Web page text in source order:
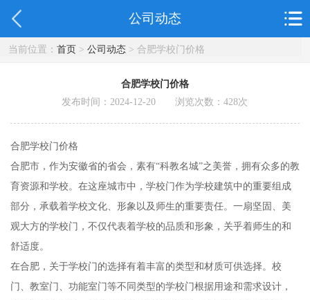
公司动态
当前位置： 首页> 公司动态> 合肥学校门价格
合肥学校门价格
发布时间：2024-12-20 浏览次数：428次
合肥学校门价格
合肥市，作为安徽省的省会，素有“科教名城”之美誉，拥有众多的教
育资源和学校。在这座城市中，学校门作为学校建筑中的重要组成
部分，承载着学校文化、形象以及师生的重要责任。一扇坚固、美
观大方的学校门，不仅代表着学校的品质和形象，关乎着师生的和
舒适度。
在合肥，关于学校门的选择有着丰富的类型和材质可供选择。校
门、教室门、功能室门等不同类型的学校门根据用途和需求设计，